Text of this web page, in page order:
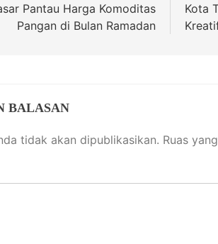
Pantau Harga Komoditas
Pangan di Bulan Ramadan
Kota
BALASAN
tidak akan dipublikasikan. Ruas